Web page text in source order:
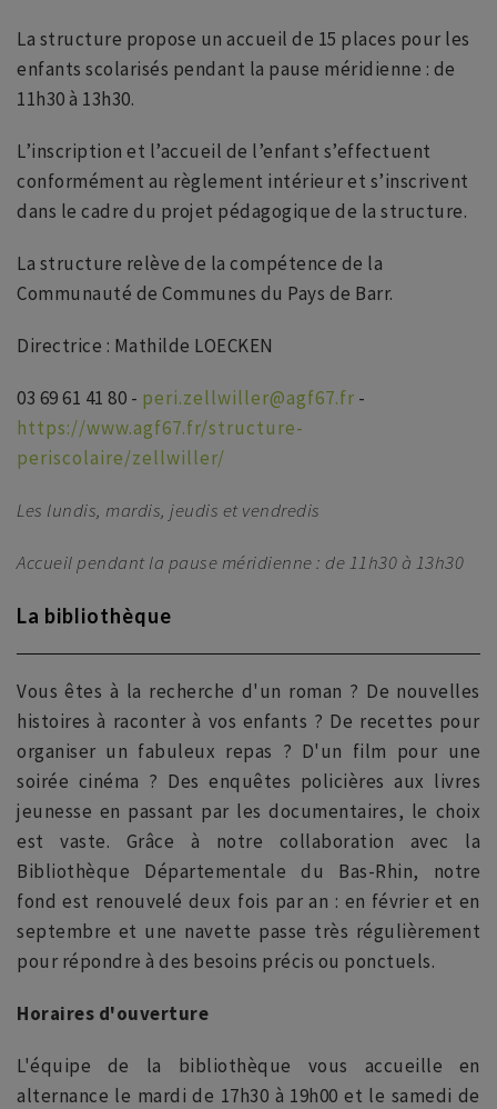
La structure propose un accueil de 15 places pour les
enfants scolarisés pendant la pause méridienne : de
11h30 à 13h30.
L’inscription et l’accueil de l’enfant s’effectuent
conformément au règlement intérieur et s’inscrivent
dans le cadre du projet pédagogique de la structure.
La structure relève de la compétence de la
Communauté de Communes du Pays de Barr.
Directrice : Mathilde LOECKEN
03 69 61 41 80 - peri.zellwiller@agf67.fr -
https://www.agf67.fr/structure-
periscolaire/zellwiller/
Les lundis, mardis, jeudis et vendredis
Accueil pendant la pause méridienne : de 11h30 à 13h30
La bibliothèque
Vous êtes à la recherche d'un roman ? De nouvelles
histoires à raconter à vos enfants ? De recettes pour
organiser un fabuleux repas ? D'un film pour une
soirée cinéma ? Des enquêtes policières aux livres
jeunesse en passant par les documentaires, le choix
est vaste. Grâce à notre collaboration avec la
Bibliothèque Départementale du Bas-Rhin, notre
fond est renouvelé deux fois par an : en février et en
septembre et une navette passe très régulièrement
pour répondre à des besoins précis ou ponctuels.
Horaires d'ouverture
L'équipe de la bibliothèque vous accueille en
alternance le mardi de 17h30 à 19h00 et le samedi de